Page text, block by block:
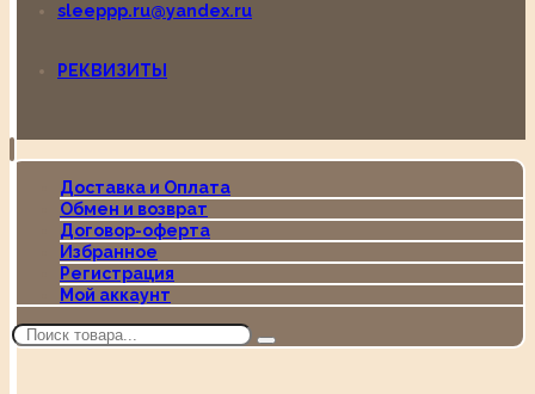
sleeppp.ru@yandex.ru
РЕКВИЗИТЫ
Доставка и Оплата
Обмен и возврат
Договор-оферта
Избранное
Регистрация
Мой аккаунт